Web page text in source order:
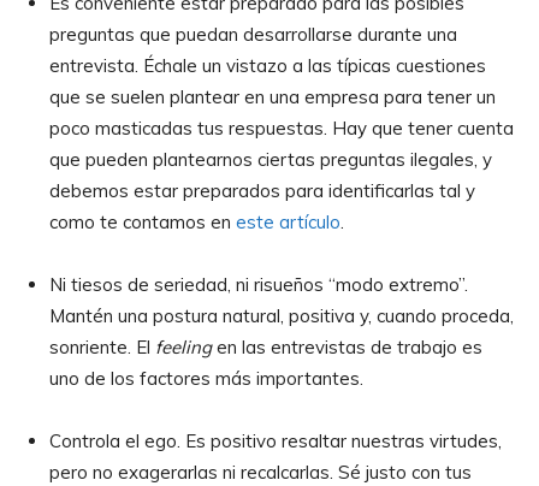
preguntas que puedan desarrollarse durante una
entrevista. Échale un vistazo a las típicas cuestiones
que se suelen plantear en una empresa para tener un
poco masticadas tus respuestas. Hay que tener cuenta
que pueden plantearnos ciertas preguntas ilegales, y
debemos estar preparados para identificarlas tal y
como te contamos en este artículo.
Ni tiesos de seriedad, ni risueños “modo extremo”.
Mantén una postura natural, positiva y, cuando proceda,
sonriente. El feelingen las entrevistas de trabajo es
uno de los factores más importantes.
Controla el ego. Es positivo resaltar nuestras virtudes,
pero no exagerarlas ni recalcarlas. Sé justo con tus